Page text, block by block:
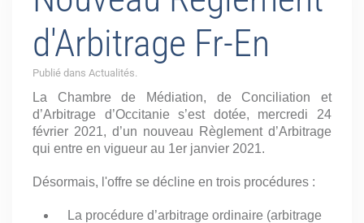
d'Arbitrage Fr-En
Publié dans Actualités.
La Chambre de Médiation, de Conciliation et
d’Arbitrage d’Occitanie s’est dotée, mercredi 24
février 2021, d’un nouveau Règlement d’Arbitrage
qui entre en vigueur au 1er janvier 2021.
Désormais, l'offre se décline en trois procédures :
La procédure d’arbitrage ordinaire (arbitrage